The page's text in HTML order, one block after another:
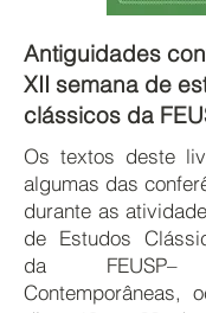
Antiguidades
XII semana de
clássicos da
Os textos deste
algumas das
durante as
de Estudos
da FEUSP–
Contemporâneas,